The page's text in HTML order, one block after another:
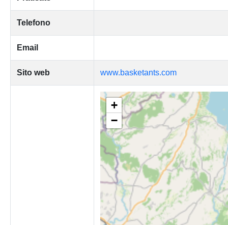
Telefono
Email
Sito web www.basketants.com
+
−